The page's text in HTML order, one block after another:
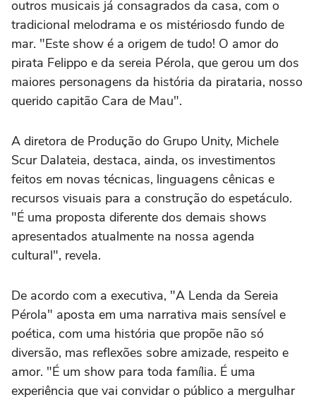
outros musicais já consagrados da casa, com o
tradicional melodrama e os mistériosdo fundo de
mar. "Este show é a origem de tudo! O amor do
pirata Felippo e da sereia Pérola, que gerou um dos
maiores personagens da história da pirataria, nosso
querido capitão Cara de Mau".
A diretora de Produção do Grupo Unity, Michele
Scur Dalateia, destaca, ainda, os investimentos
feitos em novas técnicas, linguagens cênicas e
recursos visuais para a construção do espetáculo.
"É uma proposta diferente dos demais shows
apresentados atualmente na nossa agenda
cultural", revela.
De acordo com a executiva, "A Lenda da Sereia
Pérola" aposta em uma narrativa mais sensível e
poética, com uma história que propõe não só
diversão, mas reflexões sobre amizade, respeito e
amor. "É um show para toda família. É uma
experiência que vai convidar o público a mergulhar